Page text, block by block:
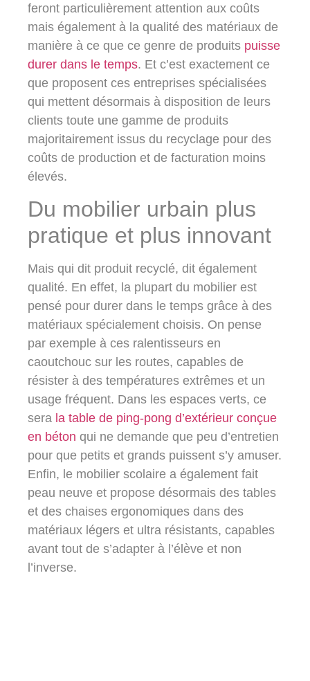
feront particulièrement attention aux coûts
mais également à la qualité des matériaux de
manière à ce que ce genre de produits puisse
durer dans le temps. Et c’est exactement ce
que proposent ces entreprises spécialisées
qui mettent désormais à disposition de leurs
clients toute une gamme de produits
majoritairement issus du recyclage pour des
coûts de production et de facturation moins
élevés.
Du mobilier urbain plus
pratique et plus innovant
Mais qui dit produit recyclé, dit également
qualité. En effet, la plupart du mobilier est
pensé pour durer dans le temps grâce à des
matériaux spécialement choisis. On pense
par exemple à ces ralentisseurs en
caoutchouc sur les routes, capables de
résister à des températures extrêmes et un
usage fréquent. Dans les espaces verts, ce
sera la table de ping-pong d’extérieur conçue
en béton qui ne demande que peu d’entretien
pour que petits et grands puissent s’y amuser.
Enfin, le mobilier scolaire a également fait
peau neuve et propose désormais des tables
et des chaises ergonomiques dans des
matériaux légers et ultra résistants, capables
avant tout de s’adapter à l’élève et non
l’inverse.